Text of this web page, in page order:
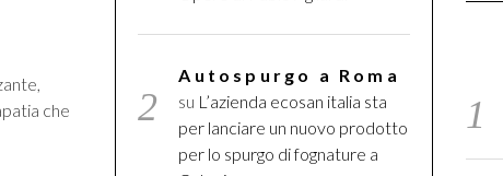
che
Autospurgo a Roma
su L’azienda ecosan italia sta
per lanciare un nuovo prodotto
per lo spurgo di fognature a